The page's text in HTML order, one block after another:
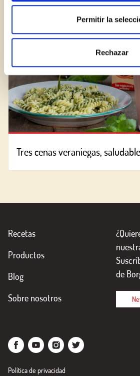
Permitir la
Rechazar
Tres cenas veraniegas,
Recetas
Productos
Blog
Sobre nosotros
de
Política de privacidad